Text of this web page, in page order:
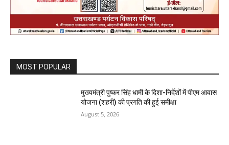
MOST POPULAR
मुख्यमंत्री पुष्कर सिंह धामी के दिशा-निर्देशों में पीएम आवास
योजना (शहरी) की प्रगति की हुई समीक्षा
August 5, 2026